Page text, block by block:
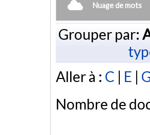
Nuage de mots
Grouper par:
Aller à : C | E |
Nombre de